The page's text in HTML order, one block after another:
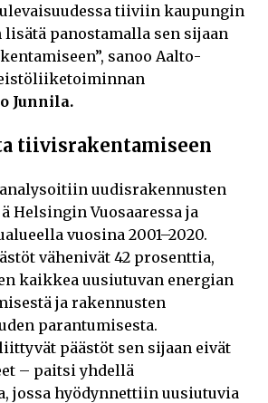
tiiviin kaupungin
panostamalla sen sijaan
sanoo Aalto-
Junnila.
tiivisrakentamiseen
uudisrakennusten
Helsingin Vuosaaressa ja
vuosina 2001–2020.
vähenivät 42 prosenttia,
kaikkea uusiutuvan energian
ja rakennusten
parantumisesta.
päästöt sen sijaan eivät
– paitsi yhdellä
jossa hyödynnettiin uusiutuvia